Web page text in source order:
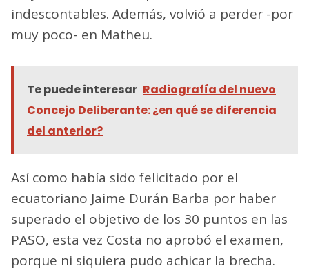
indescontables. Además, volvió a perder -por
muy poco- en Matheu.
Te puede interesar Radiografía del nuevo
Concejo Deliberante: ¿en qué se diferencia
del anterior?
Así como había sido felicitado por el
ecuatoriano Jaime Durán Barba por haber
superado el objetivo de los 30 puntos en las
PASO, esta vez Costa no aprobó el examen,
porque ni siquiera pudo achicar la brecha.